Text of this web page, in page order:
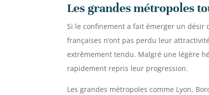
Les grandes métropoles
Si le confinement a fait émerger un désir
françaises n’ont pas perdu leur
extrêmement tendu. Malgré une légère
rapidement repris leur progression.
Les grandes métropoles comme Lyon,